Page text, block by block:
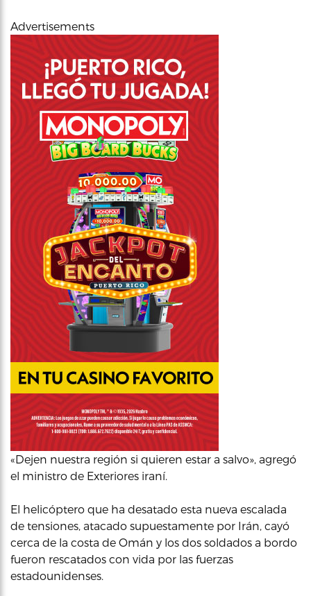
Advertisements
«Dejen nuestra región si quieren estar a salvo», agregó
el ministro de Exteriores iraní.
El helicóptero que ha desatado esta nueva escalada
de tensiones, atacado supuestamente por Irán, cayó
cerca de la costa de Omán y los dos soldados a bordo
fueron rescatados con vida por las fuerzas
estadounidenses.